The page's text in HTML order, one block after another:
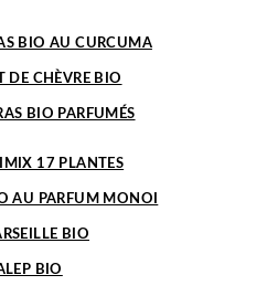
BIO AU CURCUMA
DE CHÈVRE BIO
BIO PARFUMÉS
17 PLANTES
AU PARFUM MONOI
BIO
BIO